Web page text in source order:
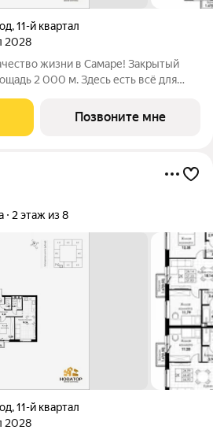
,11-й квартал
2028
жизни в Самаре! Закрытый
всё для
озеленение Безопасность на
Позвоните мне
2 этаж из 8
,11-й квартал
2028